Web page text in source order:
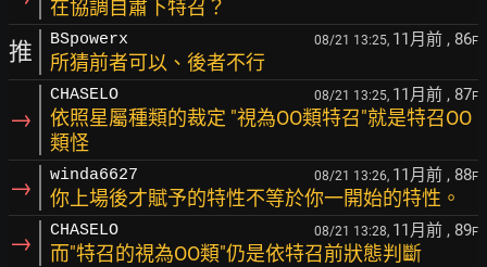
在協調自肅下特召？
推 BSpowerx 08/21 13:25, 11月前 , 86F
所猜前者可以、後者不行
→
CHASELO 08/21 13:25, 11月前 , 87F
依照星屬種類的裁定 "視為OO類特召"就是特召OO
類怪
→ winda6627 08/21 13:26, 11月前 , 88F
你上場後才賦予的特性不等於你一開始的特性。
→ CHASELO 08/21 13:28, 11月前 , 89F
而"特召的視為OO類"仍是依特召前狀態判斷